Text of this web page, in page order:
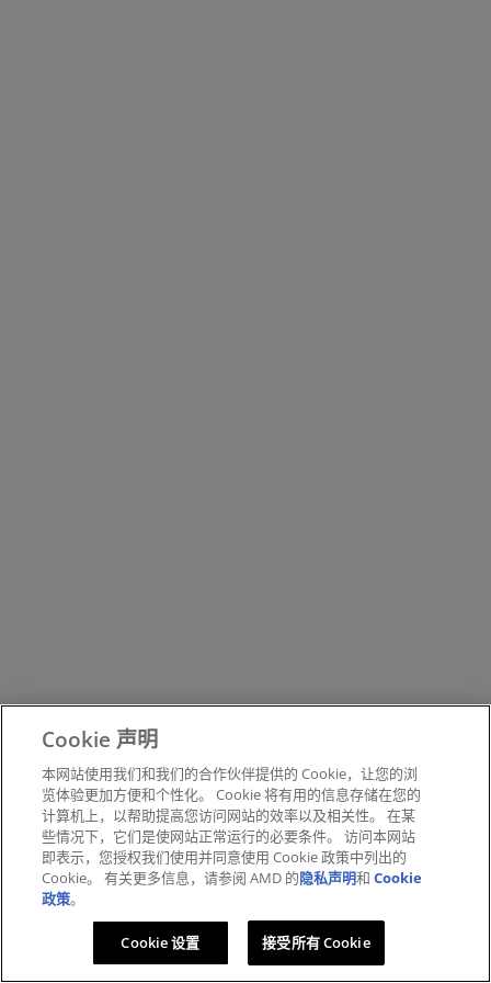
Cookie 声明
本网站使用我们和我们的合作伙伴提供的 Cookie，让您的浏
览体验更加方便和个性化。 Cookie 将有用的信息存储在您的
计算机上，以帮助提高您访问网站的效率以及相关性。 在某
些情况下，它们是使网站正常运行的必要条件。 访问本网站
即表示，您授权我们使用并同意使用 Cookie 政策中列出的
Cookie。 有关更多信息，请参阅 AMD 的隐私声明和Cookie
政策。
Cookie 设置 接受所有 Cookie